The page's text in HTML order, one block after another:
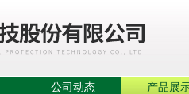
公司动态 产品展